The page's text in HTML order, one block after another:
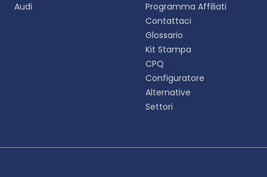
Audi
Programma Affiliati
Contattaci
Glossario
Kit Stampa
CPQ
Configuratore
Alternative
Settori